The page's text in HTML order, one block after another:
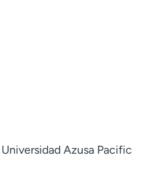
Azusa Pacific